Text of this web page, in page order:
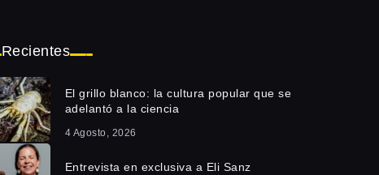
Recientes
El grillo blanco: la cultura popular que se
adelantó a la ciencia
4 Agosto, 2026
Entrevista en exclusiva a Eli Sanz